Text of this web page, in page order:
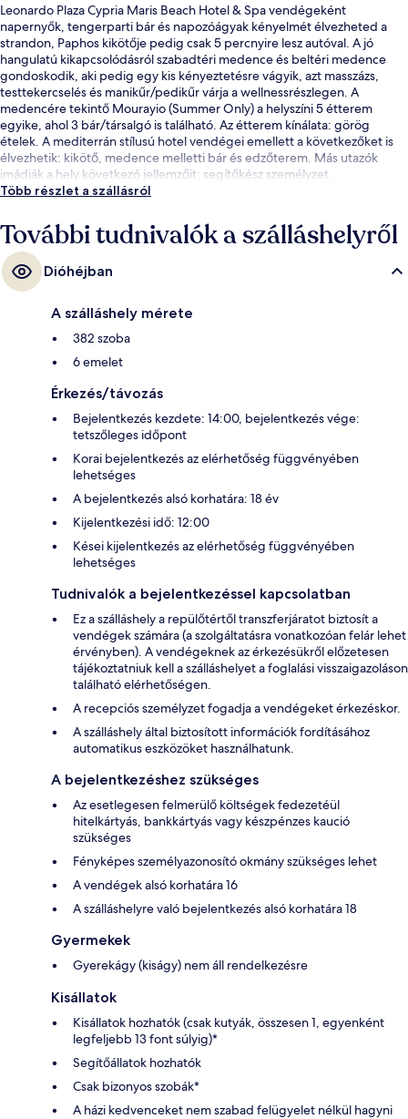
Leonardo Plaza Cypria Maris Beach Hotel & Spa vendégeként
napernyők, tengerparti bár és napozóágyak kényelmét élvezheted a
strandon, Paphos kikötője pedig csak 5 percnyire lesz autóval. A jó
hangulatú kikapcsolódásról szabadtéri medence és beltéri medence
gondoskodik, aki pedig egy kis kényeztetésre vágyik, azt masszázs,
testtekercselés és manikűr/pedikűr várja a wellnessrészlegen. A
medencére tekintő Mourayio (Summer Only) a helyszíni 5 étterem
egyike, ahol 3 bár/társalgó is található. Az étterem kínálata: görög
ételek. A mediterrán stílusú hotel vendégei emellett a következőket is
élvezhetik: kikötő, medence melletti bár és edzőterem. Más utazók
imádják a hely következó jellemzőit: segítőkész személyzet.
Több részlet a szállásról
További tudnivalók a szálláshelyről
Dióhéjban
A szálláshely mérete
382 szoba
6 emelet
Érkezés/távozás
Bejelentkezés kezdete: 14:00, bejelentkezés vége:
tetszőleges időpont
Korai bejelentkezés az elérhetőség függvényében
lehetséges
A bejelentkezés alsó korhatára: 18 év
Kijelentkezési idő: 12:00
Kései kijelentkezés az elérhetőség függvényében
lehetséges
Tudnivalók a bejelentkezéssel kapcsolatban
Ez a szálláshely a repülőtértől transzferjáratot biztosít a
vendégek számára (a szolgáltatásra vonatkozóan felár lehet
érvényben). A vendégeknek az érkezésükről előzetesen
tájékoztatniuk kell a szálláshelyet a foglalási visszaigazoláson
található elérhetőségen.
A recepciós személyzet fogadja a vendégeket érkezéskor.
A szálláshely által biztosított információk fordításához
automatikus eszközöket használhatunk.
A bejelentkezéshez szükséges
Az esetlegesen felmerülő költségek fedezetéül
hitelkártyás, bankkártyás vagy készpénzes kaució
szükséges
Fényképes személyazonosító okmány szükséges lehet
A vendégek alsó korhatára 16
A szálláshelyre való bejelentkezés alsó korhatára 18
Gyermekek
Gyerekágy (kiságy) nem áll rendelkezésre
Kisállatok
Kisállatok hozhatók (csak kutyák, összesen 1, egyenként
legfeljebb 13 font súlyig)*
Segítőállatok hozhatók
Csak bizonyos szobák*
A házi kedvenceket nem szabad felügyelet nélkül hagyni